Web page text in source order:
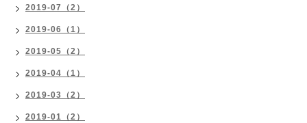
2019-07（2）
2019-06（1）
2019-05（2）
2019-04（1）
2019-03（2）
2019-01（2）